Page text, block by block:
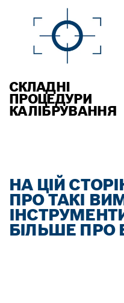
СКЛАДНІ
ПРОЦЕДУРИ
КАЛІБРУВАННЯ
НА ЦІЙ
ПРО ТАКІ
БІЛЬШЕ ПРО